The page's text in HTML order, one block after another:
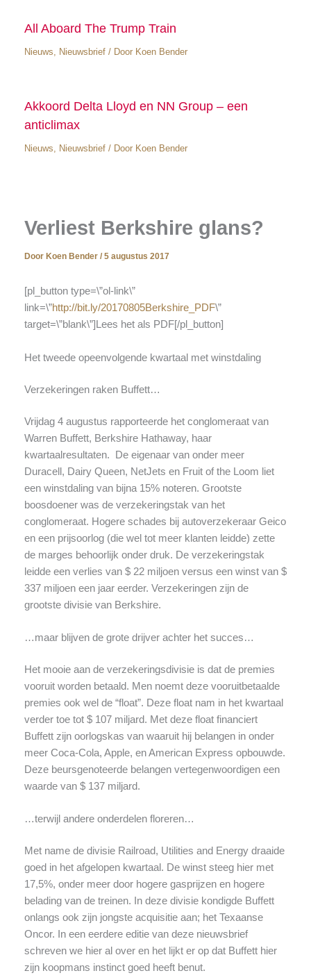
All Aboard The Trump Train
Nieuws Nieuwsbrief/ Door Koen Bender
Akkoord Delta Lloyd en NN Group – een
anticlimax
Nieuws Nieuwsbrief/ Door Koen Bender
Verliest Berkshire glans?
Door Koen Bender / 5 augustus 2017
[pl_button type=\”ol-link\”
link=\”http://bit.ly/20170805Berkshire_PDF\”
target=\”blank\”]Lees het als PDF[/pl_button]
Het tweede opeenvolgende kwartaal met winstdaling
Verzekeringen raken Buffett…
Vrijdag 4 augustus rapporteerde het conglomeraat van
Warren Buffett, Berkshire Hathaway, haar
kwartaalresultaten. De eigenaar van onder meer
Duracell, Dairy Queen, NetJets en Fruit of the Loom liet
een winstdaling van bijna 15% noteren. Grootste
boosdoener was de verzekeringstak van het
conglomeraat. Hogere schades bij autoverzekeraar Geico
en een prijsoorlog (die wel tot meer klanten leidde) zette
de marges behoorlijk onder druk. De verzekeringstak
leidde een verlies van $ 22 miljoen versus een winst van $
337 miljoen een jaar eerder. Verzekeringen zijn de
grootste divisie van Berkshire.
…maar blijven de grote drijver achter het succes…
Het mooie aan de verzekeringsdivisie is dat de premies
vooruit worden betaald. Men noemt deze vooruitbetaalde
premies ook wel de “float”. Deze float nam in het kwartaal
verder toe tot $ 107 miljard. Met deze float financiert
Buffett zijn oorlogskas van waaruit hij belangen in onder
meer Coca-Cola, Apple, en American Express opbouwde.
Deze beursgenoteerde belangen vertegenwoordigen een
waarde van $ 137 miljard.
…terwijl andere onderdelen floreren…
Met name de divisie Railroad, Utilities and Energy draaide
goed in het afgelopen kwartaal. De winst steeg hier met
17,5%, onder meer door hogere gasprijzen en hogere
belading van de treinen. In deze divisie kondigde Buffett
onlangs ook zijn jongste acquisitie aan; het Texaanse
Oncor. In een eerdere editie van deze nieuwsbrief
schreven we hier al over en het lijkt er op dat Buffett hier
zijn koopmans instinct goed heeft benut.